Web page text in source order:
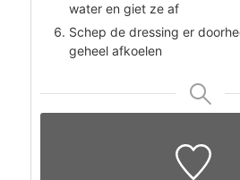
water en giet ze af
Schep de dressing er
geheel afkoelen